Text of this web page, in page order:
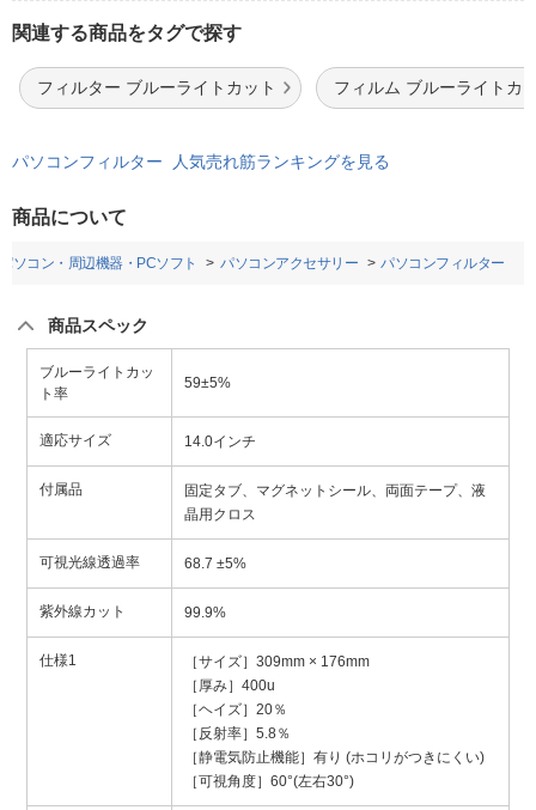
関連する商品をタグで探す
フィルター ブルーライトカット フィルム ブルーライトカ
パソコンフィルター 人気売れ筋ランキングを見る
商品について
パソコン・周辺機器・PCソフト パソコンアクセサリー パソコンフィルター
商品スペック
ブルーライトカッ
ト率
59±5%
適応サイズ 14.0インチ
付属品
固定タブ、マグネットシール、両面テープ、液
晶用クロス
可視光線透過率 68.7 ±5%
紫外線カット 99.9%
仕様1
［サイズ］309mm × 176mm
［厚み］400u
［ヘイズ］20％
［反射率］5.8％
［静電気防止機能］有り (ホコリがつきにくい)
［可視角度］60°(左右30°)